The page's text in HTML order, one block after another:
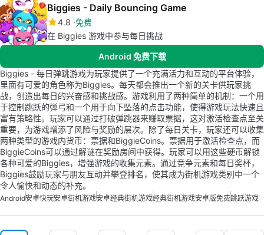
Biggies - Daily Bouncing Game
4.8 免费
在 Biggies 游戏中参与每日挑战
Android 免费下载
Biggies - 每日弹跳游戏为玩家提供了一个充满活力和互动的平台体验，
里面有可爱的角色称为Biggies。每天都会推出一个新的关卡供玩家挑
战，创造出每日的兴奋感和挑战感。游戏利用了两种简单的机制：一个用
于控制跳跃的弹弓和一个用于向下坠落的点击功能，使得游戏玩法快速且
富有策略性。玩家可以通过打破弹跳器来赚取票据，这对激活检查点至关
重要，为游戏增添了风险与奖励的层次。除了每日关卡，玩家还可以收集
两种类型的游戏内货币：票据和BiggieCoins。票据用于激活检查点，而
BiggieCoins可以通过解谜在奖励房间中获得。玩家可以用这些硬币解锁
各种可爱的Biggies，增强游戏的收集元素。通过竞争元素和每日奖杯，
Biggies鼓励玩家与朋友互动并攀登排名，使其成为街机游戏类别中一个
令人愉快和动态的补充。
Android安卓快玩安卓街机游戏安卓经典街机游戏经典街机游戏安卓版免费跳跃游戏